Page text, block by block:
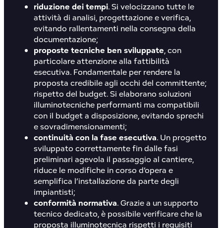
riduzione dei tempi. Si velocizzano tutte le
attività di analisi, progettazione e verifica,
evitando rallentamenti nella consegna della
documentazione;
proposte tecniche ben sviluppate, con
particolare attenzione alla fattibilità
esecutiva. Fondamentale per rendere la
proposta credibile agli occhi del committente;
rispetto del budget. Si elaborano soluzioni
illuminotecniche performanti ma compatibili
con il budget a disposizione, evitando sprechi
e sovradimensionamenti;
continuità con la fase esecutiva. Un progetto
sviluppato correttamente fin dalle fasi
preliminari agevola il passaggio al cantiere,
riduce le modifiche in corso d’opera e
semplifica l’installazione da parte degli
impiantisti;
conformità normativa. Grazie a un supporto
tecnico dedicato, è possibile verificare che la
proposta illuminotecnica rispetti i requisiti